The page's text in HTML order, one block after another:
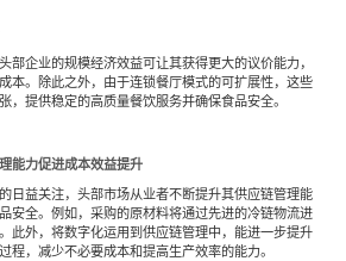
部企业的规模经济效益可让其获得更大的议价能力，
本。除此之外，由于连锁餐厅模式的可扩展性，这些
，提供稳定的高质量餐饮服务并确保食品安全。
能力促进成本效益提升
日益关注，头部市场从业者不断提升其供应链管理能
安全。例如，采购的原材料将通过先进的冷链物流进
此外，将数字化运用到供应链管理中，能进一步提升
程，减少不必要成本和提高生产效率的能力。